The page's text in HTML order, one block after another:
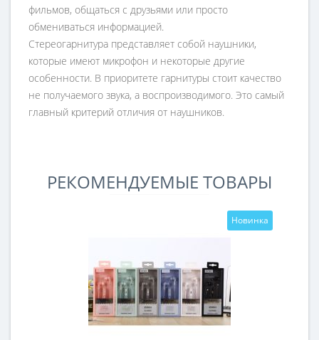
фильмов, общаться с друзьями или просто
обмениваться информацией.
Стереогарнитура представляет собой наушники,
которые имеют микрофон и некоторые другие
особенности. В приоритете гарнитуры стоит качество
не получаемого звука, а воспроизводимого. Это самый
главный критерий отличия от наушников.
РЕКОМЕНДУЕМЫЕ ТОВАРЫ
Новинка